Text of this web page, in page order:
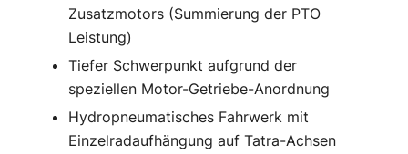
Zusatzmotors (Summierung der PTO
Leistung)
Tiefer Schwerpunkt aufgrund der
speziellen Motor-Getriebe-Anordnung
Hydropneumatisches Fahrwerk mit
Einzelradaufhängung auf Tatra-Achsen